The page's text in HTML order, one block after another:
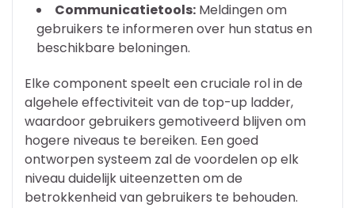
Communicatietools: Meldingen om
gebruikers te informeren over hun status en
beschikbare beloningen.
Elke component speelt een cruciale rol in de
algehele effectiviteit van de top-up ladder,
waardoor gebruikers gemotiveerd blijven om
hogere niveaus te bereiken. Een goed
ontworpen systeem zal de voordelen op elk
niveau duidelijk uiteenzetten om de
betrokkenheid van gebruikers te behouden.